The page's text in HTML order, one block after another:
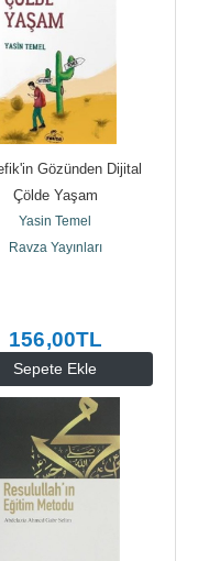
Sepete Ekle
Gözünden Dijital
Çölde Yaşam
Yasin Temel
Ravza Yayınları
156,00TL